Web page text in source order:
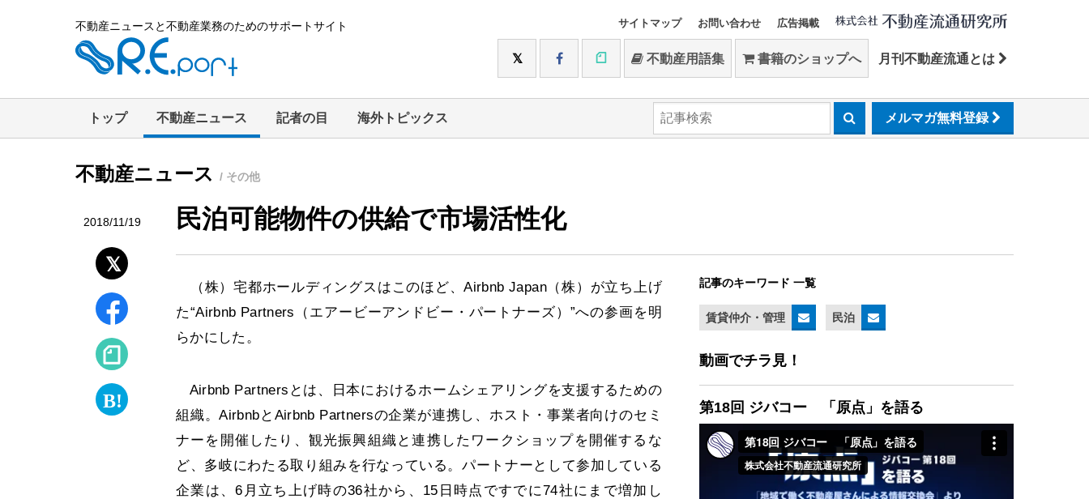
不動産ニュースと不動産業務のためのサポートサイト サイトマップ お問い合わせ 広告掲載
不動産用語集 書籍のショップへ 月刊不動産流通とは
トップ 不動産ニュース 記者の目 海外トピックス メルマガ無料登録
不動産ニュース / その他
2018/11/19 民泊可能物件の供給で市場活性化
（株）宅都ホールディングスはこのほど、Airbnb Japan（株）が立ち上げ
た“Airbnb Partners（エアービーアンドビー・パートナーズ）”への参画を明
らかにした。
Airbnb Partnersとは、日本におけるホームシェアリングを支援するための
組織。AirbnbとAirbnb Partnersの企業が連携し、ホスト・事業者向けのセミ
ナーを開催したり、観光振興組織と連携したワークショップを開催するな
ど、多岐にわたる取り組みを行なっている。パートナーとして参加している
企業は、6月立ち上げ時の36社から、15日時点ですでに74社にまで増加し
記事のキーワード 一覧
賃貸仲介・管理 民泊
動画でチラ見！
第18回 ジバコー 「原点」を語る